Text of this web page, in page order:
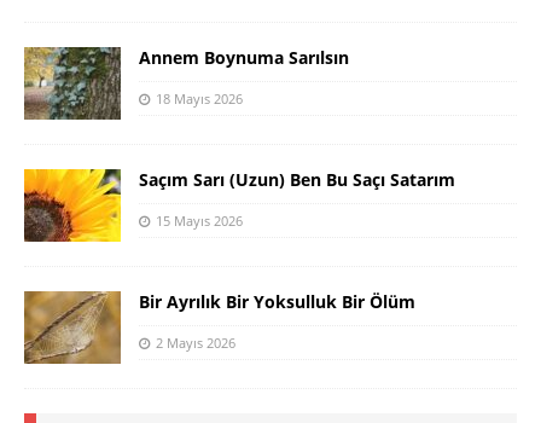
Annem Boynuma Sarılsın
18 Mayıs 2026
Saçım Sarı (Uzun) Ben Bu Saçı Satarım
15 Mayıs 2026
Bir Ayrılık Bir Yoksulluk Bir Ölüm
2 Mayıs 2026